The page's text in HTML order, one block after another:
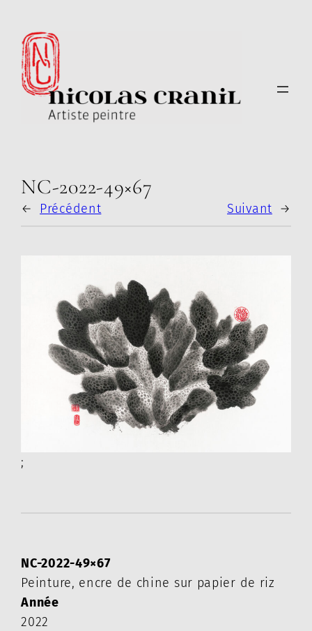
contenu
NC-2022-49×67
← Précédent Suivant →
;
NC-2022-49×67
Peinture, encre de chine sur papier de riz
Année
2022